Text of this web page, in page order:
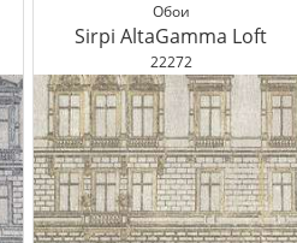
Обои
Sirpi AltaGamma Loft
22272